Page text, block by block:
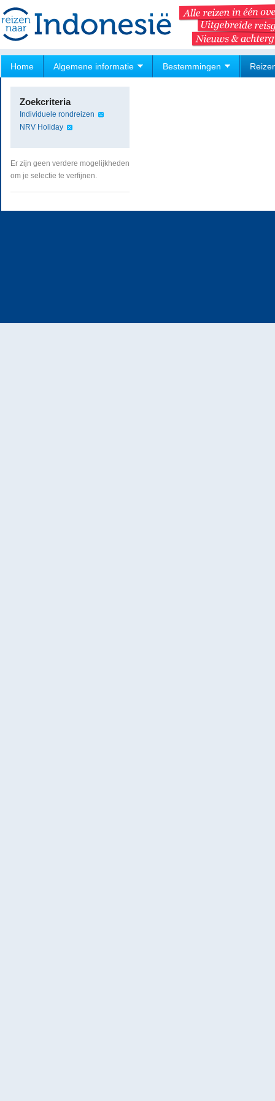
Home Algemene informatie Bestemmingen
Zoekcriteria
Individuele rondreizen
NRV Holiday
Er zijn geen verdere mogelijkheden
om je selectie te verfijnen.